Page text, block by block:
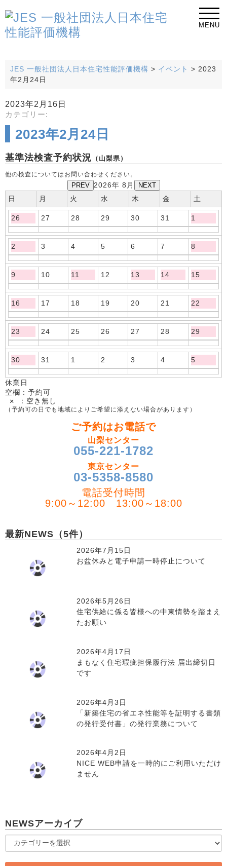
MENU
JES 一般社団法人日本住宅性能評価機構 > イベント > 2023
年2月24日
2023年2月16日
カテゴリー:
2023年2月24日
基準法検査予約状況 （山梨県）
他の検査についてはお問い合わせください。
PREV 2026年 8月
NEXT
日
月 火 水 木 金 土
26 27 28 29 30 31 1
2 3 4 5 6 7 8
9 10 11 12 13 14 15
16 17 18 19 20 21 22
23 24 25 26 27 28 29
30 31 1 2 3 4 5
休業日
空欄：予約可
✕ ：空き無し
（予約可の日でも地域によりご希望に添えない場合があります）
ご予約はお電話で
山梨センター
055-221-1782
東京センター
03-5358-8580
電話受付時間
9:00～12:00 13:00～18:00
最新NEWS（5件）
2026年7月15日
お盆休みと電子申請一時停止について
2026年5月26日
住宅供給に係る皆様への中東情勢を踏まえ
たお願い
2026年4月17日
まもなく住宅瑕疵担保履行法 届出締切日
です
2026年4月3日
「新築住宅の省エネ性能等を証明する書類
の発行受付書」の発行業務について
2026年4月2日
NICE WEB申請を一時的にご利用いただけ
ません
NEWSアーカイブ